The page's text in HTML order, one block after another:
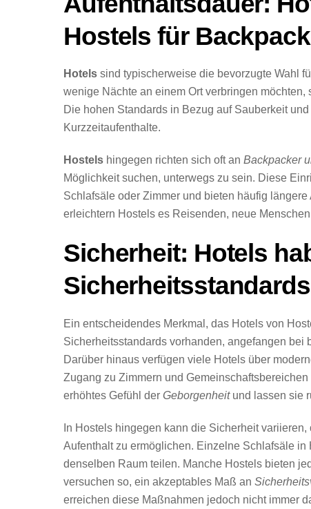
Hostels für
Hotels sind typischerweise die bevorzugte Wahl
wenige Nächte an einem Ort verbringen
Die hohen Standards in Bezug auf Sauberkeit
Kurzzeitaufenthalte.
Hostels hingegen richten sich oft an Backpacker
Möglichkeit suchen, unterwegs zu sein. Diese
Schlafsäle oder Zimmer und bieten häufig
erleichtern Hostels es Reisenden, neue
Sicherheit: Hotels
Sicherheitsstandards
Ein entscheidendes Merkmal, das Hotels von
Sicherheitsstandards vorhanden, angefangen
Darüber hinaus verfügen viele Hotels über
Zugang zu Zimmern und
erhöhtes Gefühl der Geborgenheitund lassen sie
In Hostels hingegen kann die Sicherheit
Aufenthalt zu ermöglichen. Einzelne Schlafsäle
denselben Raum teilen. Manche Hostels bieten
versuchen so, ein akzeptables Maß an
erreichen diese Maßnahmen jedoch nicht immer